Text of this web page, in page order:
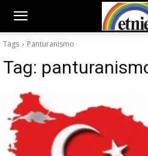
Tags Panturanismo
Tag: